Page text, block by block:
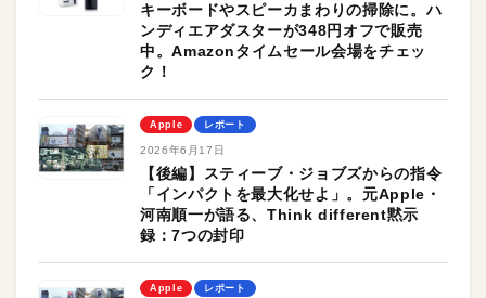
キーボードやスピーカまわりの掃除に。ハ
ンディエアダスターが348円オフで販売
中。Amazonタイムセール会場をチェッ
ク！
Apple レポート
2026年6月17日
【後編】スティーブ・ジョブズからの指令
「インパクトを最大化せよ」。元Apple・
河南順一が語る、Think different黙示
録：7つの封印
Apple レポート